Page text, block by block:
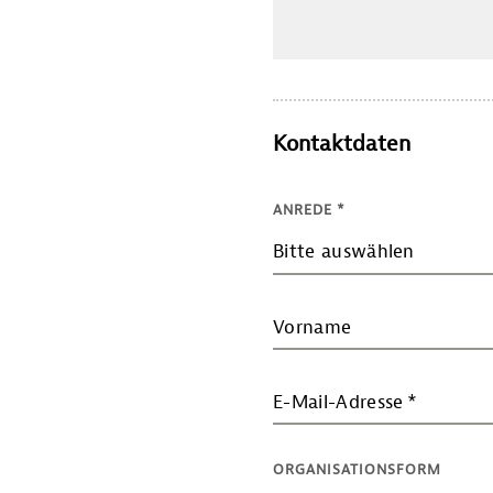
Kontaktdaten
ANREDE *
Bitte auswählen
Vorname
E-Mail-Adresse *
ORGANISATIONSFORM